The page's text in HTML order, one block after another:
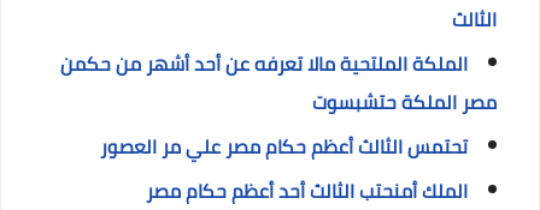
الثالث
الملكة الملتحية مالا تعرفه عن أحد أشهر من حكمن
مصر الملكة حتشبسوت
تحتمس الثالث أعظم حكام مصر علي مر العصور
الملك أمنحتب الثالث أحد أعظم حكام مصر